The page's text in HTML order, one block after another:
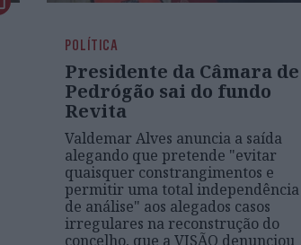
POLÍTICA
Presidente da Câmara de
Pedrógão sai do fundo
Revita
Valdemar Alves anuncia a saída
alegando que pretende "evitar
quaisquer constrangimentos e
permitir uma total independência
de análise" aos alegados casos
irregulares na reconstrução do
concelho, que a VISÃO denunciou